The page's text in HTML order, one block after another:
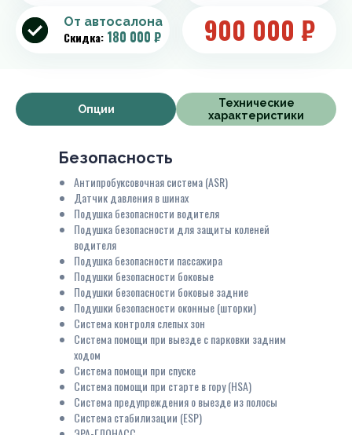
От автосалона
Скидка: 180 000 ₽ 900 000 ₽
Опции
Технические
характеристики
Безопасность
Антипробуксовочная система (ASR)
Датчик давления в шинах
Подушка безопасности водителя
Подушка безопасности для защиты коленей
водителя
Подушка безопасности пассажира
Подушки безопасности боковые
Подушки безопасности боковые задние
Подушки безопасности оконные (шторки)
Система контроля слепых зон
Система помощи при выезде с парковки задним
ходом
Система помощи при спуске
Система помощи при старте в гору (HSA)
Система предупреждения о выезде из полосы
Система стабилизации (ESP)